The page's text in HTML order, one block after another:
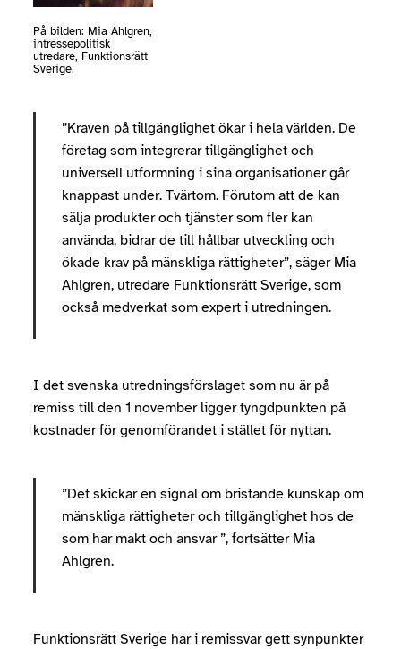
På bilden: Mia Ahlgren,
intressepolitisk
utredare, Funktionsrätt
Sverige.
”Kraven på tillgänglighet ökar i hela världen. De
företag som integrerar tillgänglighet och
universell utformning i sina organisationer går
knappast under. Tvärtom. Förutom att de kan
sälja produkter och tjänster som fler kan
använda, bidrar de till hållbar utveckling och
ökade krav på mänskliga rättigheter”, säger Mia
Ahlgren, utredare Funktionsrätt Sverige, som
också medverkat som expert i utredningen.
I det svenska utredningsförslaget som nu är på
remiss till den 1 november ligger tyngdpunkten på
kostnader för genomförandet i stället för nyttan.
”Det skickar en signal om bristande kunskap om
mänskliga rättigheter och tillgänglighet hos de
som har makt och ansvar ”, fortsätter Mia
Ahlgren.
Funktionsrätt Sverige har i remissvar gett synpunkter